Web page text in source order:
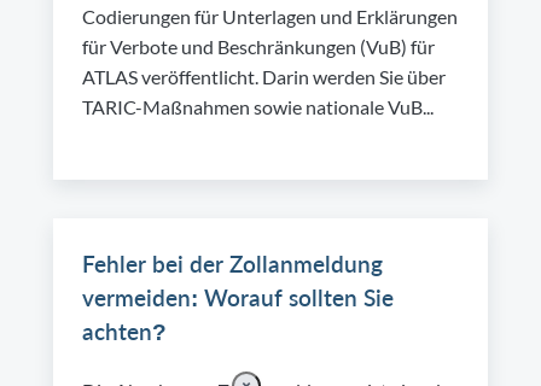
Codierungen für Unterlagen und Erklärungen
für Verbote und Beschränkungen (VuB) für
ATLAS veröffentlicht. Darin werden Sie über
TARIC-Maßnahmen sowie nationale VuB...
Fehler bei der Zollanmeldung
vermeiden: Worauf sollten Sie
achten?